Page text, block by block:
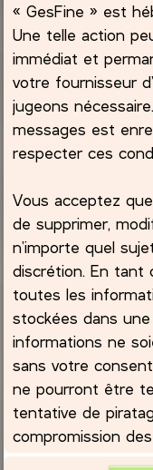
« GesFine » est
Une telle action
immédiat et
votre fournisseur
jugeons
messages est
respecter ces
Vous acceptez
de supprimer,
n’importe quel
discrétion. En tant
toutes les
stockées dans
informations ne
sans votre
ne pourront être
tentative de
compromission